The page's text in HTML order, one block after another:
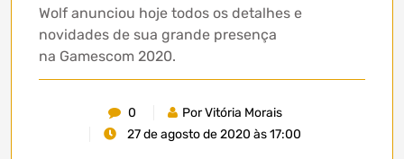
Wolf anunciou hoje todos os detalhes e
novidades de sua grande presença
na Gamescom 2020.
0
Por Vitória Morais
27 de agosto de 2020 às 17:00